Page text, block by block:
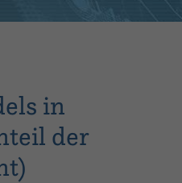
in
der